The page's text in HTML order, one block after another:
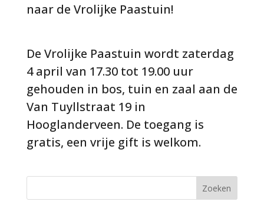
naar de Vrolijke Paastuin!
De Vrolijke Paastuin wordt zaterdag
4 april van 17.30 tot 19.00 uur
gehouden in bos, tuin en zaal aan de
Van Tuyllstraat 19 in
Hooglanderveen. De toegang is
gratis, een vrije gift is welkom.